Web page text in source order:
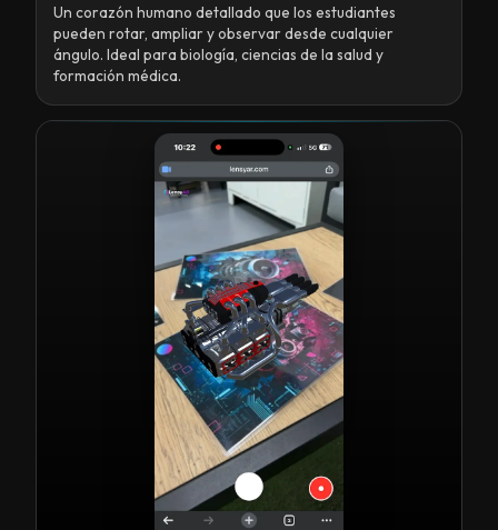
Un corazón humano detallado que los estudiantes
pueden rotar, ampliar y observar desde cualquier
ángulo. Ideal para biología, ciencias de la salud y
formación médica.